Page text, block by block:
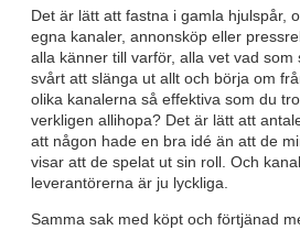
Det är lätt att fastna i gamla hjulspår,
egna kanaler, annonsköp eller
alla känner till varför, alla vet vad
svårt att slänga ut allt och börja om
olika kanalerna så effektiva som du
verkligen allihopa? Det är lätt att
att någon hade en bra idé än att de
visar att de spelat ut sin roll. Och
leverantörerna är ju lyckliga.
Samma sak med köpt och förtjänad